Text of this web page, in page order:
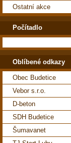
Ostatní akce
Počítadlo
Oblíbené odkazy
Obec Budetice
Vebor s.r.o.
D-beton
SDH Budetice
Šumavanet